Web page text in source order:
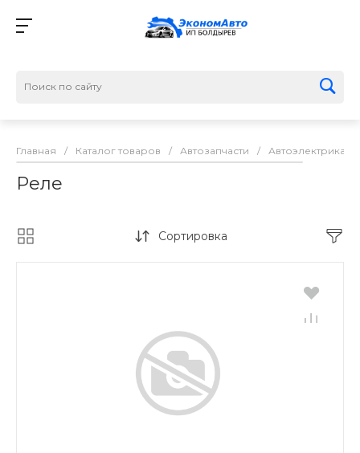
Главная / Каталог товаров / Автозапчасти / Автоэлектрика
Реле
Сортировка